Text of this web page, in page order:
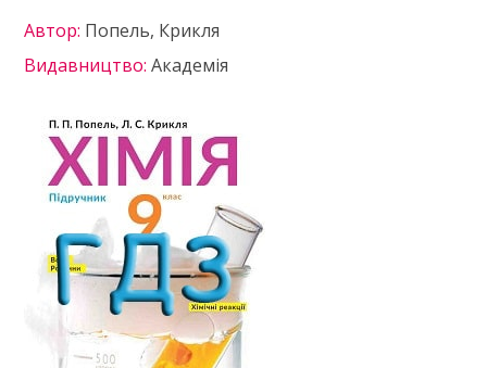
Автор: Попель, Крикля
Видавництво:Академія